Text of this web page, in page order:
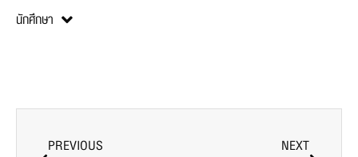
นักศึกษา
PREVIOUS
NEXT